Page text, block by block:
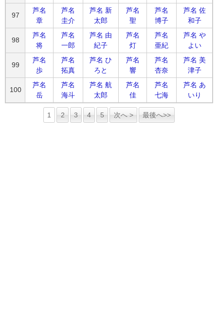
97
芦名
章
芦名
圭介
芦名 新
太郎
芦名
聖
芦名
博子
芦名 佐
和子
98
芦名
将
芦名
一郎
芦名 由
紀子
芦名
灯
芦名
亜紀
芦名 や
よい
99
芦名
歩
芦名
拓真
芦名 ひ
ろと
芦名
響
芦名
杏奈
芦名 美
津子
100
芦名
岳
芦名
海斗
芦名 航
太郎
芦名
佳
芦名
七海
芦名 あ
いり
1 2 3 4 5 次へ > 最後へ>>